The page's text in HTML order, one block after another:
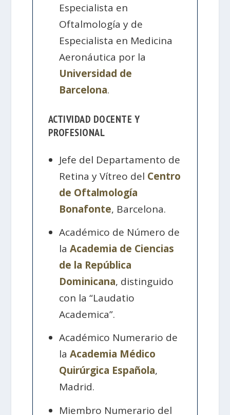
Especialista en
Oftalmología y de
Especialista en Medicina
Aeronáutica por la
Universidad de
Barcelona.
ACTIVIDAD DOCENTE Y
PROFESIONAL
Jefe del Departamento de
Retina y Vítreo del Centro
de Oftalmología
Bonafonte, Barcelona.
Académico de Número de
laAcademia de Ciencias
de la República
Dominicana, distinguido
con la “Laudatio
Academica”.
Académico Numerario de
laAcademia Médico
Quirúrgica Española,
Madrid.
Miembro Numerario del